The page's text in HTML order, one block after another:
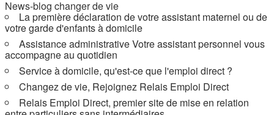
News-blog changer de vie
La première déclaration de votre assistant maternel ou de
votre garde d'enfants à domicile
Assistance administrative Votre assistant personnel vous
accompagne au quotidien
Service à domicile, qu'est-ce que l'emploi direct ?
Changez de vie, Rejoignez Relais Emploi Direct
Relais Emploi Direct, premier site de mise en relation